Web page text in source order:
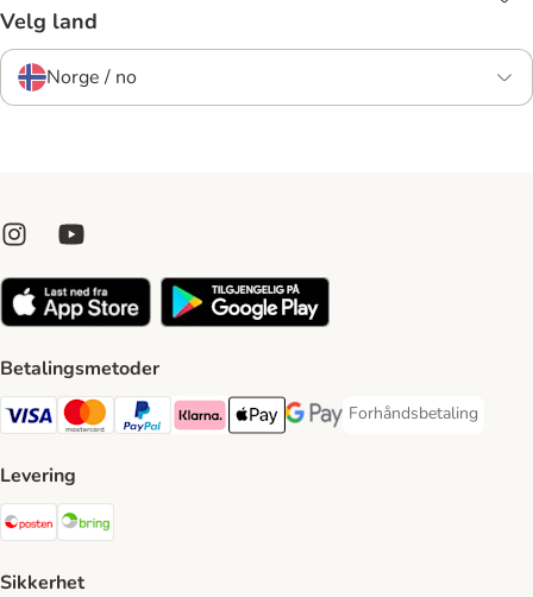
Velg land
Norge / no
Betalingsmetoder
Visa Payment Method
Mastercard Payment Method
PayPal Payment Method
Klarna Payment Method
Apple Pay Payment Method
Google Pay Payment Method
Forhåndsbetaling
Forhåndsbetaling
Levering
Posten Shipping Method
Sikkerhet